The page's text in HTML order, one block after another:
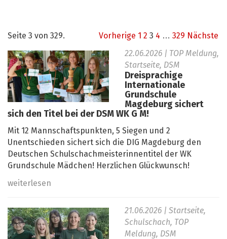
Seite 3 von 329. Vorherige 1 2 3 4 … 329 Nächste
22.06.2026 | TOP Meldung,
Startseite, DSM
Dreisprachige
Internationale
Grundschule
Magdeburg sichert
sich den Titel bei der DSM WK G M!
Mit 12 Mannschaftspunkten, 5 Siegen und 2
Unentschieden sichert sich die DIG Magdeburg den
Deutschen Schulschachmeisterinnentitel der WK
Grundschule Mädchen! Herzlichen Glückwunsch!
weiterlesen
21.06.2026 | Startseite,
Schulschach, TOP
Meldung, DSM